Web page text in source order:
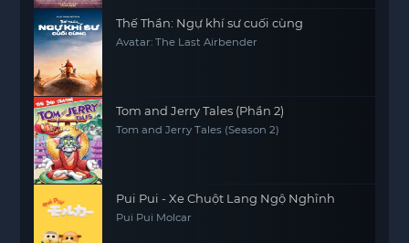
Thế Thần: Ngự khí sư cuối cùng
Avatar: The Last Airbender
Tom and Jerry Tales (Phần 2)
Tom and Jerry Tales (Season 2)
Pui Pui - Xe Chuột Lang Ngộ Nghĩnh
Pui Pui Molcar